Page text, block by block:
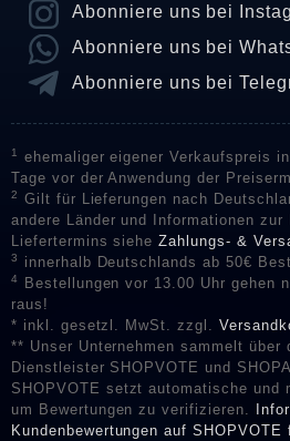
Abonniere uns bei
Abonniere uns bei
Abonniere uns bei
1
ehemaliger eigener Verkaufspreis
Tage vor der Anwendung der
2
Gilt für Lieferungen nach
andere Länder und Informationen zur
Liefertermins sieheZahlungs- &
3 innerhalb Deutschlands ab 50€
4
Bestellungen vor 13.00 Uhr gehen
raus!
* inkl. gesetzl. MwSt. zzgl.
** Unser Unternehmen sammelt über
Dienstleister SHOPVOTE und
SHOPVOTE setzt automatische und
um Bewertungen zu verifizieren.
Kundenbewertungen auf